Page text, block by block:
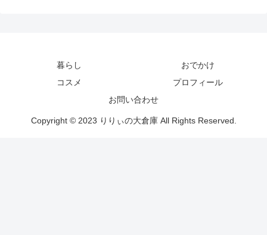
暮らし
おでかけ
コスメ
プロフィール
お問い合わせ
Copyright © 2023 りりぃの大倉庫 All Rights Reserved.